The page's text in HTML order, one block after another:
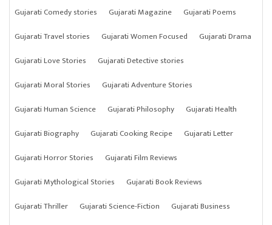
Gujarati Comedy stories
Gujarati Magazine
Gujarati Poems
Gujarati Travel stories
Gujarati Women Focused
Gujarati Drama
Gujarati Love Stories
Gujarati Detective stories
Gujarati Moral Stories
Gujarati Adventure Stories
Gujarati Human Science
Gujarati Philosophy
Gujarati Health
Gujarati Biography
Gujarati Cooking Recipe
Gujarati Letter
Gujarati Horror Stories
Gujarati Film Reviews
Gujarati Mythological Stories
Gujarati Book Reviews
Gujarati Thriller
Gujarati Science-Fiction
Gujarati Business